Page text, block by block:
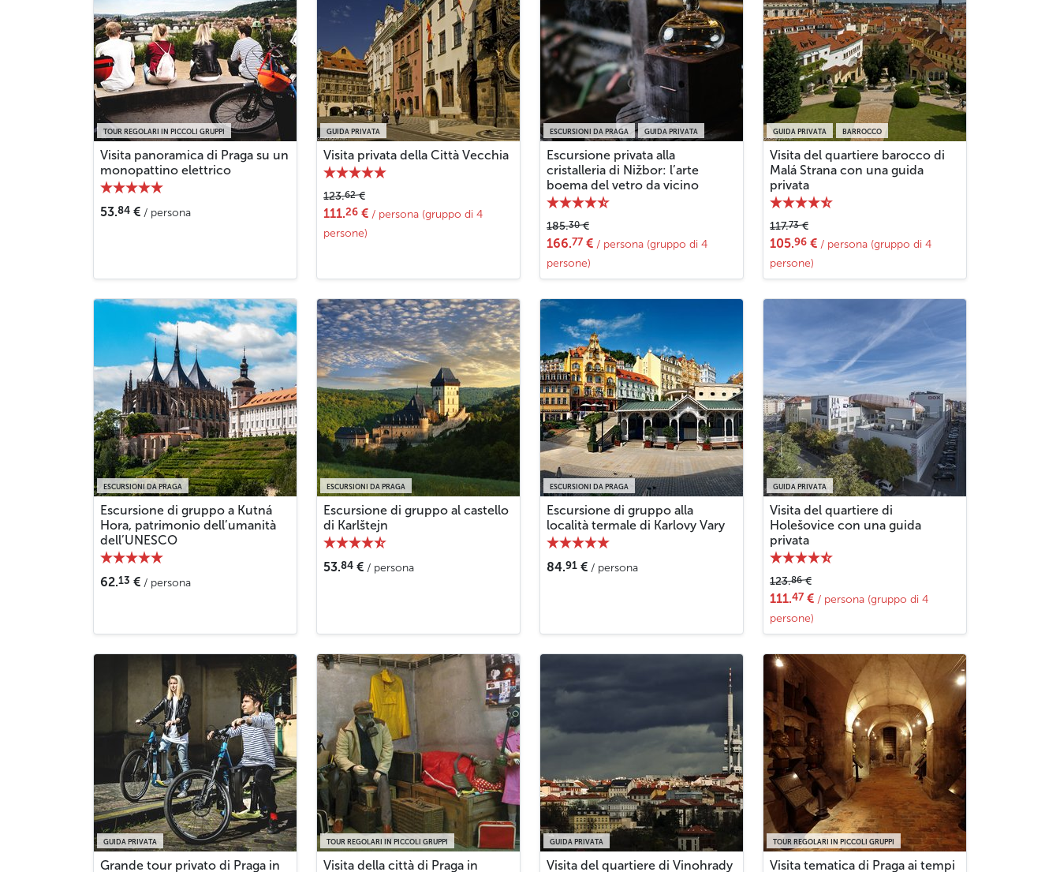
TOUR REGOLARI IN PICCOLI GRUPPI
Visita panoramica di Praga su un
monopattino elettrico
53.84 € / persona
GUIDA PRIVATA
Visita privata della Città Vecchia
123.62€
111.26 € / persona (gruppo di 4
persone)
ESCURSIONI DA PRAGA GUIDA PRIVATA
Escursione privata alla
cristalleria di Nižbor: l’arte
boema del vetro da vicino
185.30€
166.77 € / persona (gruppo di 4
persone)
GUIDA PRIVATA BARROCCO
Visita del quartiere barocco di
Malá Strana con una guida
privata
117.73€
105.96 € / persona (gruppo di 4
persone)
ESCURSIONI DA PRAGA
Escursione di gruppo a Kutná
Hora, patrimonio dell’umanità
dell’UNESCO
62.13 € / persona
ESCURSIONI DA PRAGA
Escursione di gruppo al castello
di Karlštejn
53.84 € / persona
ESCURSIONI DA PRAGA
Escursione di gruppo alla
località termale di Karlovy Vary
84.91 € / persona
GUIDA PRIVATA
Visita del quartiere di
Holešovice con una guida
privata
123.86€
111.47 € / persona (gruppo di 4
persone)
GUIDA PRIVATA
Grande tour privato di Praga in
TOUR REGOLARI IN PICCOLI GRUPPI
Visita della città di Praga in
GUIDA PRIVATA
Visita del quartiere di Vinohrady
TOUR REGOLARI IN PICCOLI GRUPPI
Visita tematica di Praga ai tempi